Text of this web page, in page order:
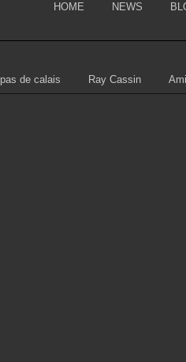
HOME NEWS
pas de calais Ray Cassin